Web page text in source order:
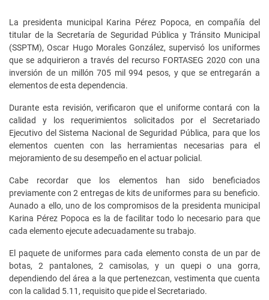
La presidenta municipal Karina Pérez Popoca, en compañía del
titular de la Secretaría de Seguridad Pública y Tránsito Municipal
(SSPTM), Oscar Hugo Morales González, supervisó los uniformes
que se adquirieron a través del recurso FORTASEG 2020 con una
inversión de un millón 705 mil 994 pesos, y que se entregarán a
elementos de esta dependencia.
Durante esta revisión, verificaron que el uniforme contará con la
calidad y los requerimientos solicitados por el Secretariado
Ejecutivo del Sistema Nacional de Seguridad Pública, para que los
elementos cuenten con las herramientas necesarias para el
mejoramiento de su desempeño en el actuar policial.
Cabe recordar que los elementos han sido beneficiados
previamente con 2 entregas de kits de uniformes para su beneficio.
Aunado a ello, uno de los compromisos de la presidenta municipal
Karina Pérez Popoca es la de facilitar todo lo necesario para que
cada elemento ejecute adecuadamente su trabajo.
El paquete de uniformes para cada elemento consta de un par de
botas, 2 pantalones, 2 camisolas, y un quepi o una gorra,
dependiendo del área a la que pertenezcan, vestimenta que cuenta
con la calidad 5.11, requisito que pide el Secretariado.